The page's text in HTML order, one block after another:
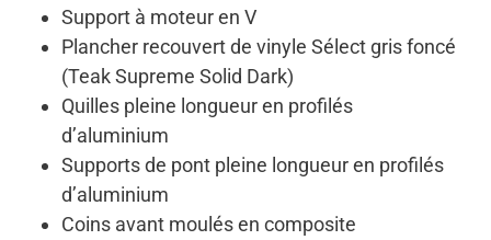
Support à moteur en V
Plancher recouvert de vinyle Sélect gris foncé
(Teak Supreme Solid Dark)
Quilles pleine longueur en profilés
d’aluminium
Supports de pont pleine longueur en profilés
d’aluminium
Coins avant moulés en composite